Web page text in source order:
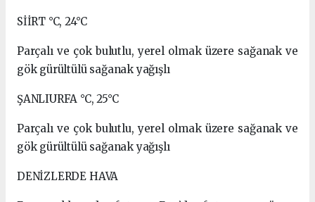
SİİRT °C, 24°C
Parçalı ve çok bulutlu, yerel olmak üzere sağanak ve
gök gürültülü sağanak yağışlı
ŞANLIURFA °C, 25°C
Parçalı ve çok bulutlu, yerel olmak üzere sağanak ve
gök gürültülü sağanak yağışlı
DENİZLERDE HAVA